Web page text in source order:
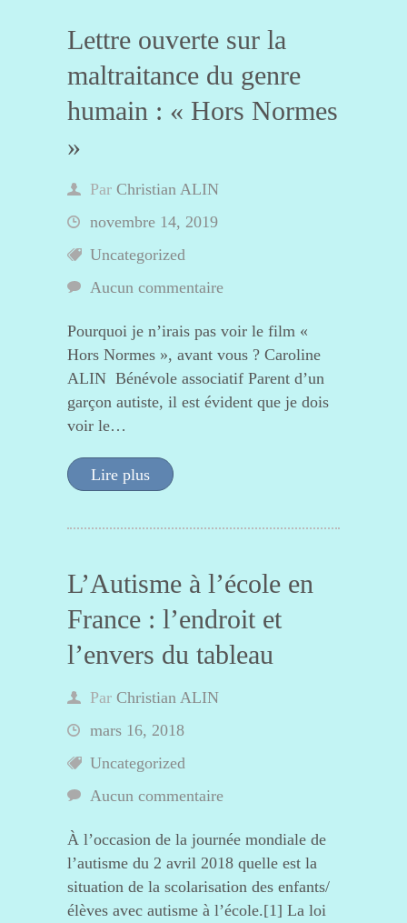
Lettre ouverte sur la
maltraitance du genre
humain : « Hors Normes
»
Par Christian ALIN
novembre 14, 2019
Uncategorized
Aucun commentaire
Pourquoi je n’irais pas voir le film «
Hors Normes », avant vous ? Caroline
ALIN Bénévole associatif Parent d’un
garçon autiste, il est évident que je dois
voir le…
Lire plus
L’Autisme à l’école en
France : l’endroit et
l’envers du tableau
Par Christian ALIN
mars 16, 2018
Uncategorized
Aucun commentaire
À l’occasion de la journée mondiale de
l’autisme du 2 avril 2018 quelle est la
situation de la scolarisation des enfants/
élèves avec autisme à l’école.[1] La loi